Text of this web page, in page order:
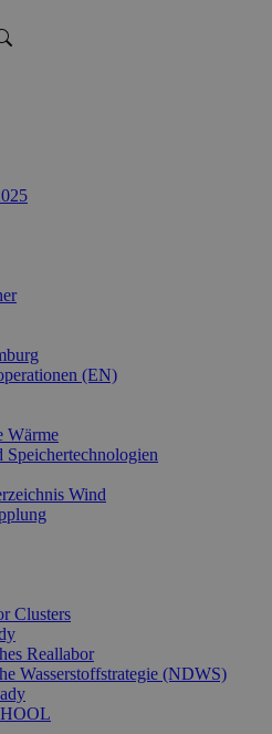
(EN)
Wärme
Speichertechnologien
Wind
Clusters
Reallabor
Wasserstoffstrategie (NDWS)